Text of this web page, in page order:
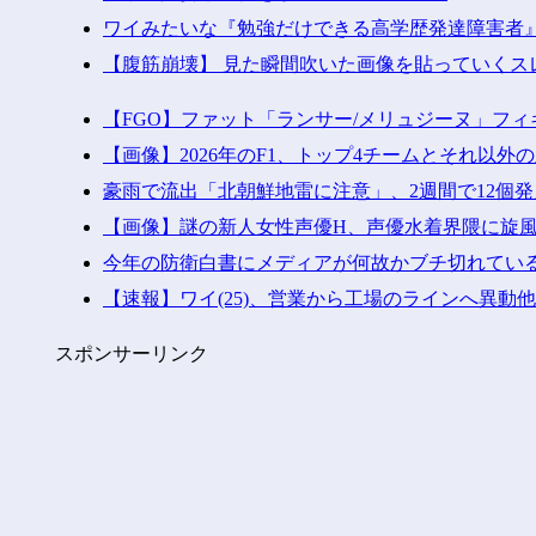
ワイみたいな『勉強だけできる高学歴発達障害者
【腹筋崩壊】 見た瞬間吹いた画像を貼っていくス
【FGO】ファット「ランサー/メリュジーヌ」フ
【画像】2026年のF1、トップ4チームとそれ以外
豪雨で流出「北朝鮮地雷に注意」、2週間で12個
【画像】謎の新人女性声優H、声優水着界隈に旋
今年の防衛白書にメディアが何故かブチ切れて
【速報】ワイ(25)、営業から工場のラインへ異動他
スポンサーリンク